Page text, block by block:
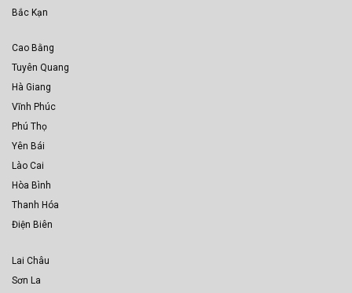
Bắc Kạn
Cao Bằng
Tuyên Quang
Hà Giang
Vĩnh Phúc
Phú Thọ
Yên Bái
Lào Cai
Hòa Bình
Thanh Hóa
Điện Biên
Lai Châu
Sơn La